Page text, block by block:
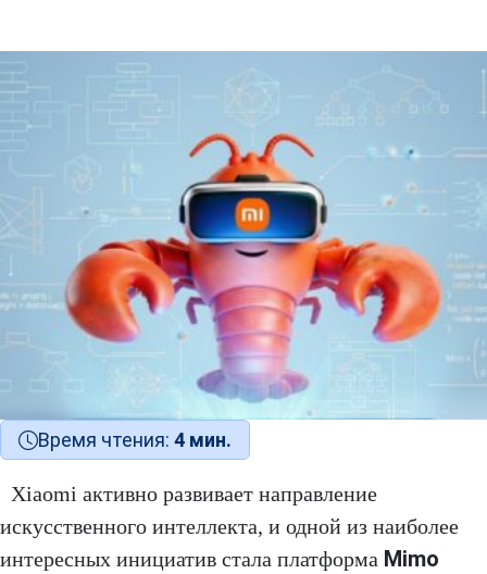
Время чтения: 4 мин.
Xiaomi активно развивает направление
искусственного интеллекта, и одной из наиболее
интересных инициатив стала платформа Mimo